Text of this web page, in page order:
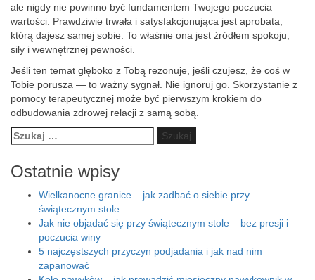
ale nigdy nie powinno być fundamentem Twojego poczucia
wartości. Prawdziwie trwała i satysfakcjonująca jest aprobata,
którą dajesz samej sobie. To właśnie ona jest źródłem spokoju,
siły i wewnętrznej pewności.
Jeśli ten temat głęboko z Tobą rezonuje, jeśli czujesz, że coś w
Tobie porusza — to ważny sygnał. Nie ignoruj go. Skorzystanie z
pomocy terapeutycznej może być pierwszym krokiem do
odbudowania zdrowej relacji z samą sobą.
Szukaj:
Ostatnie wpisy
Wielkanocne granice – jak zadbać o siebie przy
świątecznym stole
Jak nie objadać się przy świątecznym stole – bez presji i
poczucia winy
5 najczęstszych przyczyn podjadania i jak nad nim
zapanować